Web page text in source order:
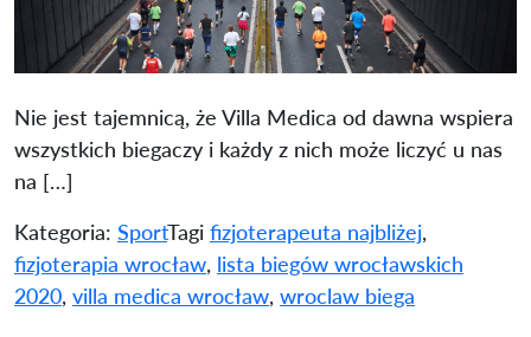
Nie jest tajemnicą, że Villa Medica od dawna wspiera
wszystkich biegaczy i każdy z nich może liczyć u nas
na […]
Kategoria: SportTagi fizjoterapeuta najbliżej,
fizjoterapia wrocław, lista biegów wrocławskich
2020, villa medica wrocław, wroclaw biega